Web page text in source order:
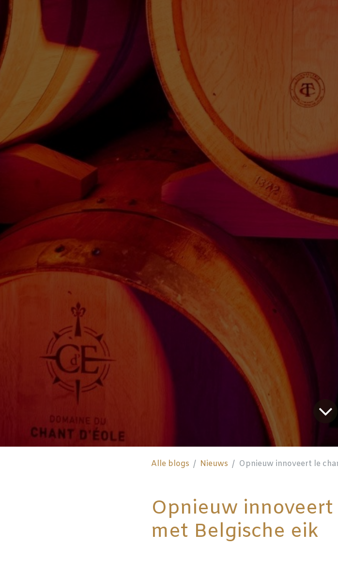
Alle blogs Nieuws Opnieuw innoveert le
Opnieuw
met Belgische eik